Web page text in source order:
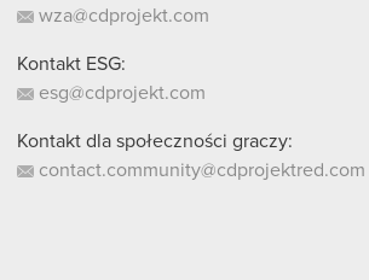
wza@cdprojekt.com
Kontakt ESG:
esg@cdprojekt.com
Kontakt dla społeczności graczy:
contact.community@cdprojektred.com